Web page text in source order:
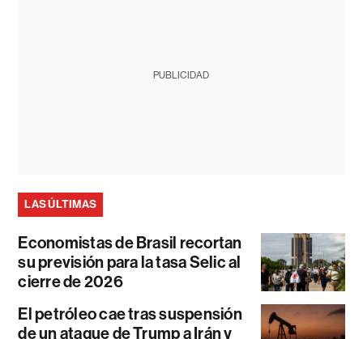
PUBLICIDAD
LAS ÚLTIMAS
Economistas de Brasil recortan
su previsión para la tasa Selic al
cierre de 2026
El petróleo cae tras suspensión
de un ataque de Trump a Irán y